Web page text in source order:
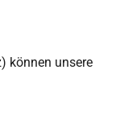
können unsere